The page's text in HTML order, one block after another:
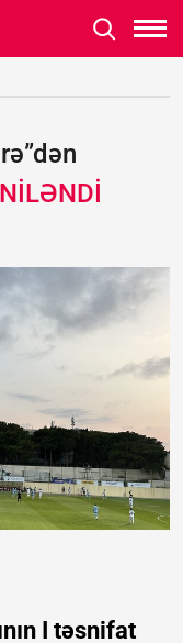
I təsnifat